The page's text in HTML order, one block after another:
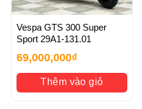
Vespa GTS 300 Super
Sport 29A1-131.01
69,000,000₫
Thêm vào giỏ